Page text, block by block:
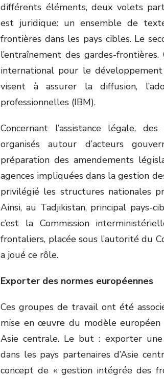
différents éléments, deux volets
est juridique: un ensemble de
frontières dans les pays cibles. Le
l’entraînement des gardes-
international pour le
visent à assurer la diffusion,
professionnelles (IBM).
Concernant l’assistance légale,
organisés autour d’acteurs
préparation des amendements
agences impliquées dans la gestion
privilégié les structures nationales
Ainsi, au Tadjikistan, principal pays-
c’est la Commission
frontaliers, placée sous l’autorité du
a joué ce rôle.
Exporter des normes européennes
Ces groupes de travail ont été
mise en œuvre du modèle
Asie centrale. Le but : exporter
dans les pays partenaires d’Asie
concept de « gestion intégrée des